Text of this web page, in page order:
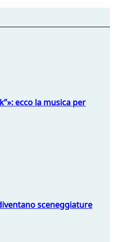
ecco la musica per
sceneggiature